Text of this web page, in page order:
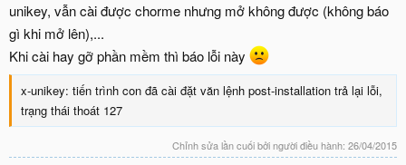
unikey, vẫn cài được chorme nhưng mở không được (không báo
gì khi mở lên),...
Khi cài hay gỡ phần mềm thì báo lỗi này
x-unikey: tiến trình con đã cài đặt văn lệnh post-installation trả lại lỗi,
trạng thái thoát 127
Chỉnh sửa lần cuối bởi người điều hành: 26/04/2015